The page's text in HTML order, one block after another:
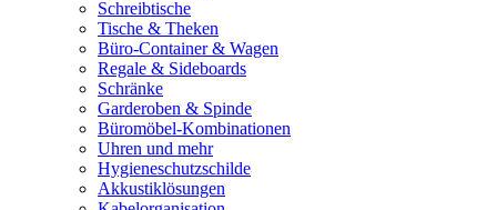
Schreibtische
Tische & Theken
Büro-Container & Wagen
Regale & Sideboards
Schränke
Garderoben & Spinde
Büromöbel-Kombinationen
Uhren und mehr
Hygieneschutzschilde
Akkustiklösungen